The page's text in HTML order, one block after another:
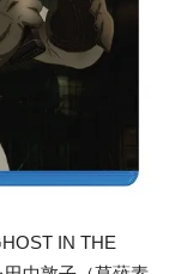
IN THE